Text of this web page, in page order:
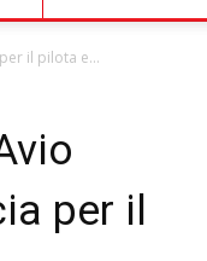
il pilota e...
per il